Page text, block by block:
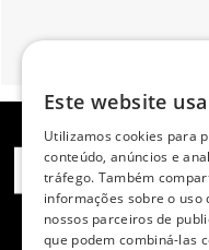
Este website
Utilizamos cookies para
conteúdo, anúncios e
tráfego. Também
informações sobre o uso
nossos parceiros de
que podem combiná-las